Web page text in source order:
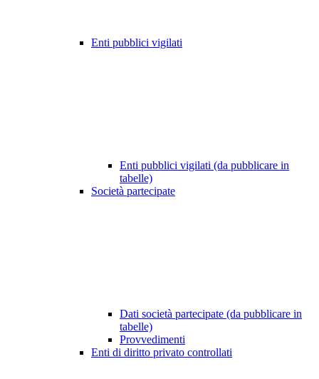
Enti pubblici vigilati
Enti pubblici vigilati (da pubblicare in
tabelle)
Società partecipate
Dati società partecipate (da pubblicare in
tabelle)
Provvedimenti
Enti di diritto privato controllati